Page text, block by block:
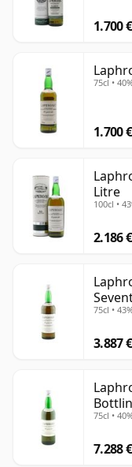
1.700 €
75cl •
1.700 €
Litre
100cl •
2.186 €
75cl •
3.887 €
75cl •
7.288 €